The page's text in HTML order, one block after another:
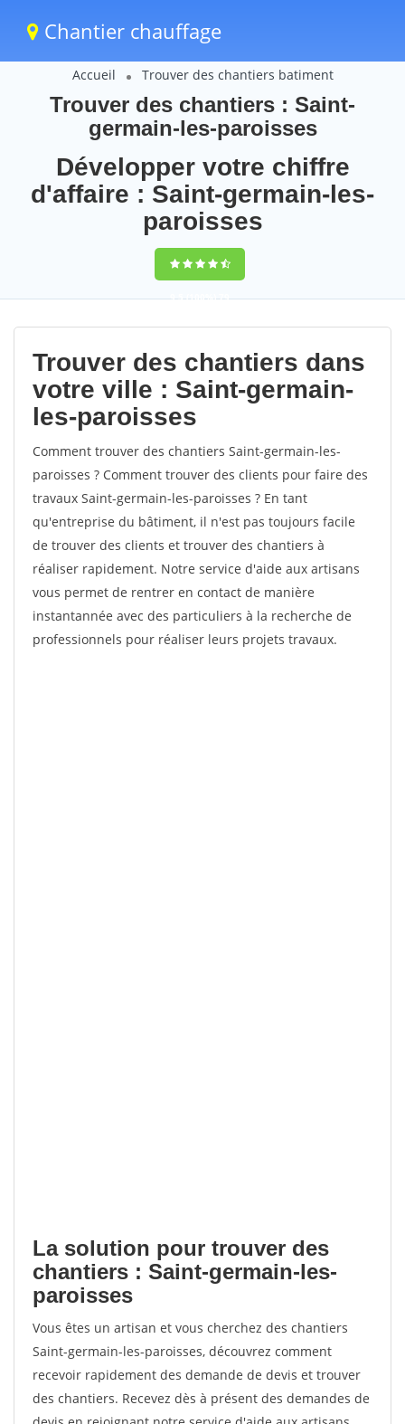
Chantier chauffage
Accueil Trouver des chantiers batiment
Trouver des chantiers : Saint-
germain-les-paroisses
Développer votre chiffre
d'affaire : Saint-germain-les-
paroisses
9,5(100%)79
votes
Trouver des chantiers dans
votre ville : Saint-germain-
les-paroisses
Comment trouver des chantiers Saint-germain-les-
paroisses ? Comment trouver des clients pour faire des
travaux Saint-germain-les-paroisses ? En tant
qu'entreprise du bâtiment, il n'est pas toujours facile
de trouver des clients et trouver des chantiers à
réaliser rapidement. Notre service d'aide aux artisans
vous permet de rentrer en contact de manière
instantannée avec des particuliers à la recherche de
professionnels pour réaliser leurs projets travaux.
La solution pour trouver des
chantiers : Saint-germain-les-
paroisses
Vous êtes un artisan et vous cherchez des chantiers
Saint-germain-les-paroisses, découvrez comment
recevoir rapidement des demande de devis et trouver
des chantiers. Recevez dès à présent des demandes de